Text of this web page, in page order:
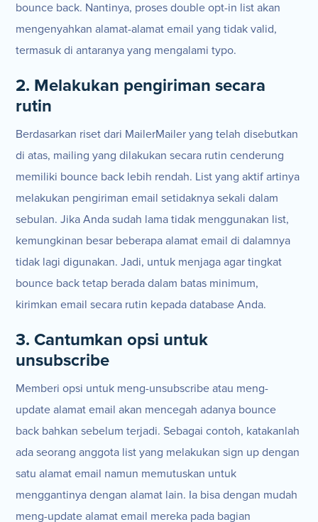
bounce back. Nantinya, proses double opt-in list akan
mengenyahkan alamat-alamat email yang tidak valid,
termasuk di antaranya yang mengalami typo.
2. Melakukan pengiriman secara
rutin
Berdasarkan riset dari MailerMailer yang telah disebutkan
di atas, mailing yang dilakukan secara rutin cenderung
memiliki bounce back lebih rendah. List yang aktif artinya
melakukan pengiriman email setidaknya sekali dalam
sebulan. Jika Anda sudah lama tidak menggunakan list,
kemungkinan besar beberapa alamat email di dalamnya
tidak lagi digunakan. Jadi, untuk menjaga agar tingkat
bounce back tetap berada dalam batas minimum,
kirimkan email secara rutin kepada database Anda.
3. Cantumkan opsi untuk
unsubscribe
Memberi opsi untuk meng-unsubscribe atau meng-
update alamat email akan mencegah adanya bounce
back bahkan sebelum terjadi. Sebagai contoh, katakanlah
ada seorang anggota list yang melakukan sign up dengan
satu alamat email namun memutuskan untuk
menggantinya dengan alamat lain. Ia bisa dengan mudah
meng-update alamat email mereka pada bagian